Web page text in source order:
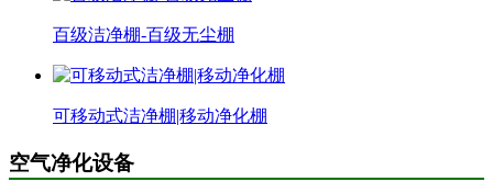
百级洁净棚-百级无尘棚
可移动式洁净棚|移动净化棚
空气净化设备